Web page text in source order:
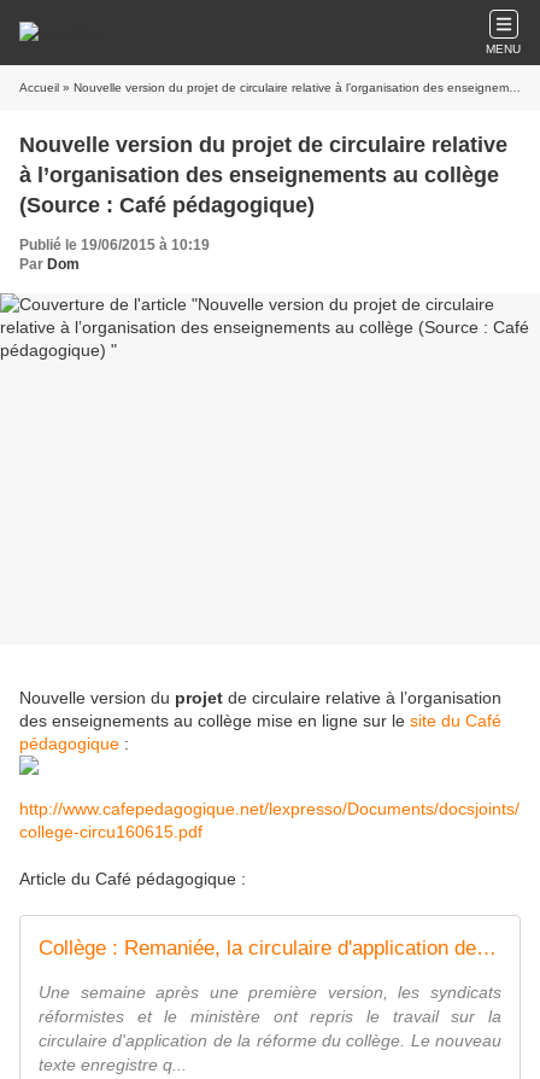
MENU
Accueil » Nouvelle version du projet de circulaire relative à l’organisation des enseignements au collège (Source : Café pédagogique)
Nouvelle version du projet de circulaire relative
à l’organisation des enseignements au collège
(Source : Café pédagogique)
Publié le 19/06/2015 à 10:19
Par Dom
Nouvelle version du projet de circulaire relative à l’organisation
des enseignements au collège mise en ligne sur le site du Café
pédagogique :
http://www.cafepedagogique.net/lexpresso/Documents/docsjoints/
college-circu160615.pdf
Article du Café pédagogique :
Collège : Remaniée, la circulaire d'application de la réforme va plus loin...
Une semaine après une première version, les syndicats
réformistes et le ministère ont repris le travail sur la
circulaire d'application de la réforme du collège. Le nouveau
texte enregistre q...